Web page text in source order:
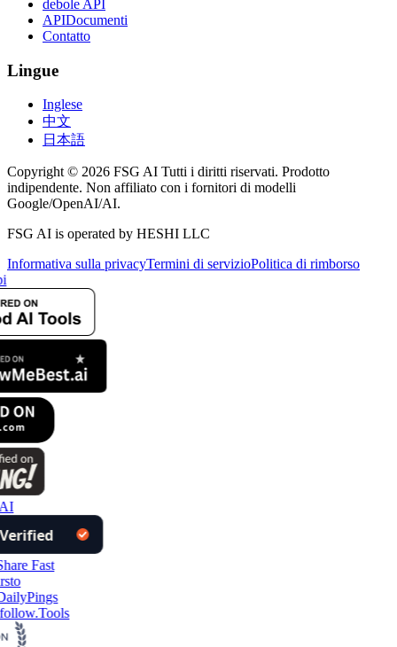
debole API
APIDocumenti
Contatto
Lingue
Inglese
中文
日本語
Copyright © 2026 FSG AI Tutti i diritti riservati. Prodotto
indipendente. Non affiliato con i fornitori di modelli
Google/OpenAI/AI.
FSG AI is operated by HESHI LLC
Informativa sulla privacyTermini di servizioPolitica di rimborso